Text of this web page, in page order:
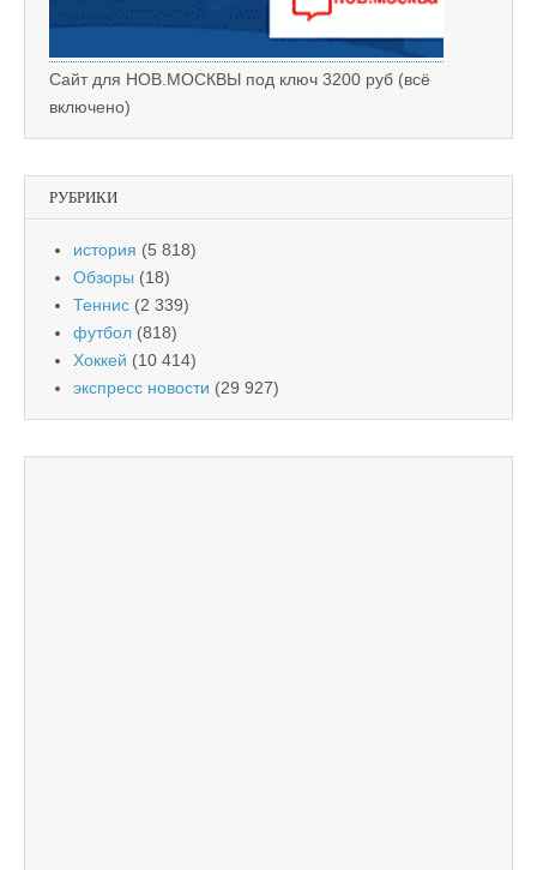
Сайт для НОВ.МОСКВЫ под ключ 3200 руб (всё
включено)
РУБРИКИ
история (5 818)
Обзоры (18)
Теннис (2 339)
футбол (818)
Хоккей (10 414)
экспресс новости (29 927)